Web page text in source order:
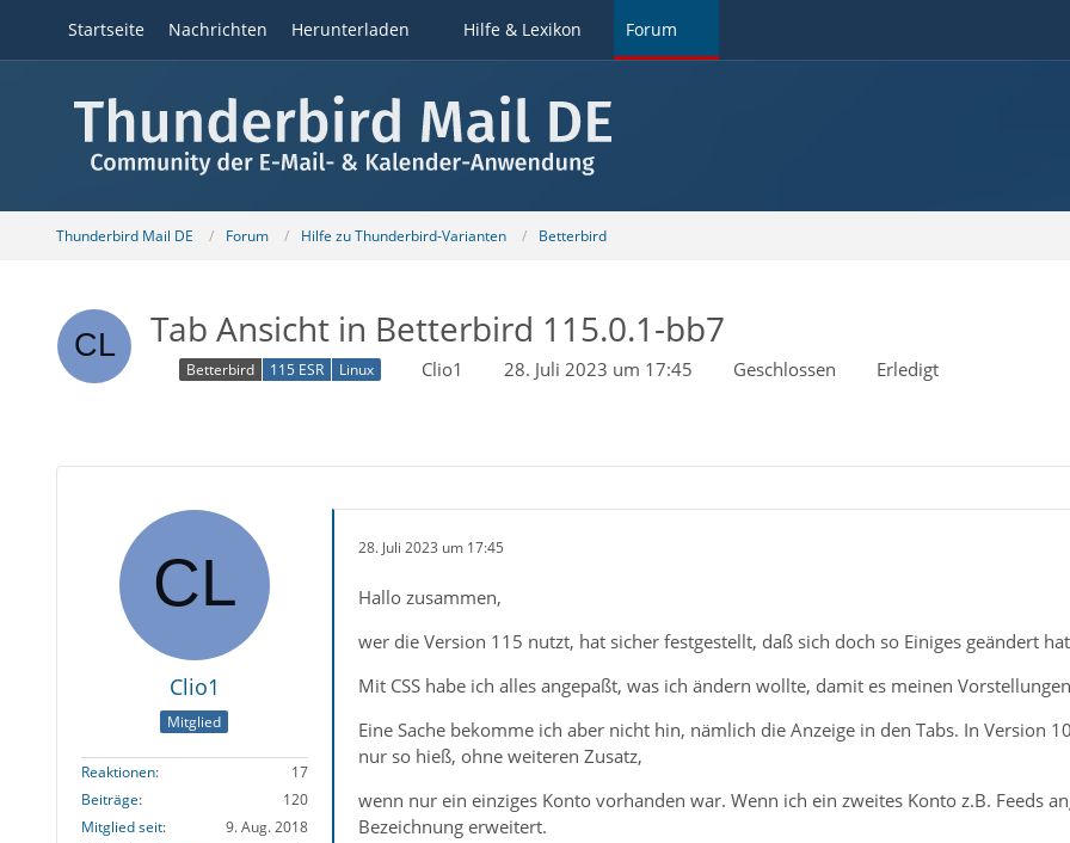
Startseite Nachrichten Herunterladen Hilfe & Lexikon Forum
Thunderbird Mail DE Forum Hilfe zu Thunderbird-Varianten Betterbird
Tab Ansicht in Betterbird 115.0.1-bb7
Betterbird 115 ESR Linux Clio1 28. Juli 2023 um 17:45 Geschlossen Erledigt
Clio1
Mitglied
Reaktionen
17
Beiträge
120
Mitglied seit
9. Aug. 2018
28. Juli 2023 um 17:45
Hallo zusammen,
wer die Version 115 nutzt, hat sicher festgestellt, daß sich doch so Einiges geändert
Mit CSS habe ich alles angepaßt, was ich ändern wollte, damit es meinen
Eine Sache bekomme ich aber nicht hin, nämlich die Anzeige in den Tabs. In Version
nur so hieß, ohne weiteren Zusatz,
wenn nur ein einziges Konto vorhanden war. Wenn ich ein zweites Konto z.B. Feeds
Bezeichnung erweitert.